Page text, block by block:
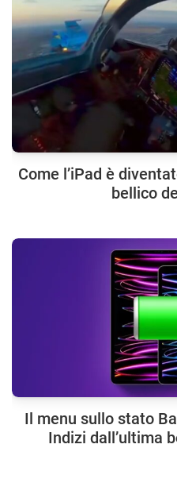
Come l’iPad è
bellico
Il menu sullo stato
Indizi dall’ultima